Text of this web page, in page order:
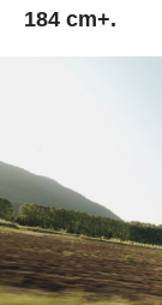
184 cm+.